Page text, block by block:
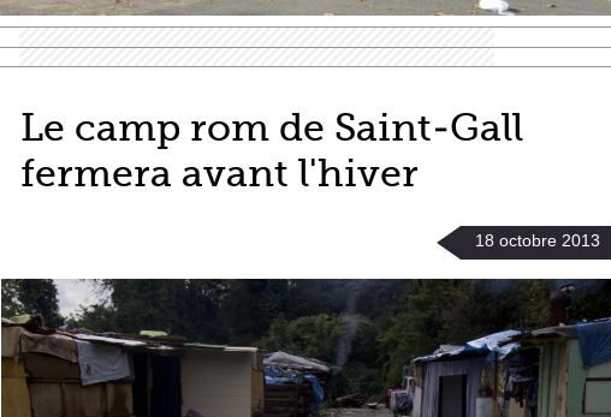
Le camp rom de Saint-Gall
fermera avant l'hiver
18 octobre 2013